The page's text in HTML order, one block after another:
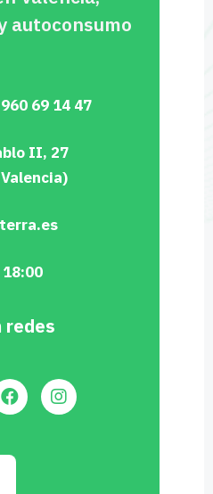
autoconsumo
69 14 47
II, 27
18:00
redes